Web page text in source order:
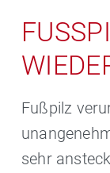
IEDER
Fußpilz
sehr